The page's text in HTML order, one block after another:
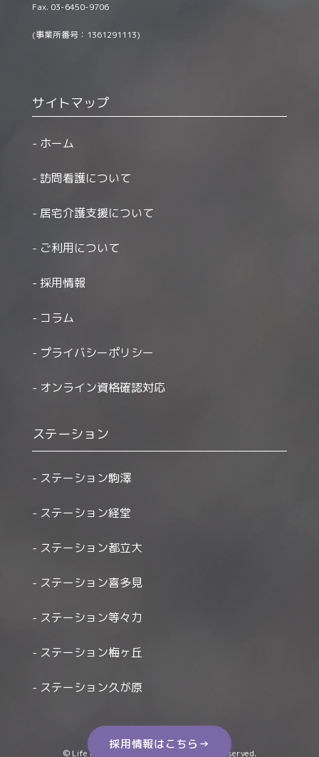
Fax. 03-6450-9706
(事業所番号：1361291113)
サイトマップ
ホーム
訪問看護について
居宅介護支援について
ご利用について
採用情報
コラム
プライバシーポリシー
オンライン資格確認対応
ステーション
ステーション駒澤
ステーション経堂
ステーション都立大
ステーション喜多見
ステーション等々力
ステーション梅ヶ丘
ステーション久が原
© Life Houmon Kango Station All Right Reserved.
採用情報はこちら→